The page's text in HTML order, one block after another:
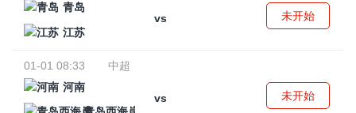
青岛
vs
江苏
未开始
01-01 08:33
中超
河南
vs
未开始